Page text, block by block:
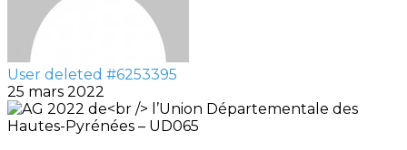
User deleted #6253395
25 mars 2022